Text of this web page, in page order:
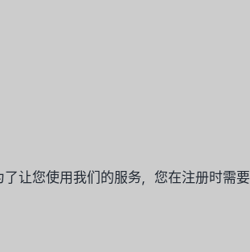
让您使用我们的服务，您在注册时需